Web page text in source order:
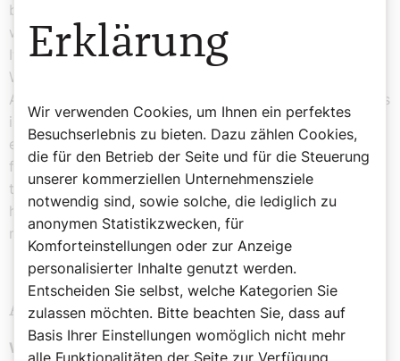
beinhaltete Trinkwasser, die wichtigsten Nahrungsmittel
wie Mehl, Reis und Sardinen, dazu kamen Non-Food-
Items wie Hygieneartikel, da meine ich Seife, Rasierer,
Windeln, Damenbinden, aber auch Medikamente. Diese
Artikel werden jetzt dringend gebraucht. Darüber hinaus
ist die psychosoziale Hilfe, also Traumabewältigung,
extrem wichtig. Die Menschen sind traumatisiert. Es ist
fünf Tage nach dem Erdbeben und so gut wie keiner
traut sich auch in die nicht beschädigten Häuser mehr
hinein. Ich selbst habe heute zwei leichte Nachbeben
miterlebt, aber ich bin hier in Caracas sicher.“
Aufbauplan für Venezuela
Was ist Ihr Plan für die nächsten Tage?
Erklärung
Wir verwenden Cookies, um Ihnen ein perfektes
Besuchserlebnis zu bieten. Dazu zählen Cookies,
die für den Betrieb der Seite und für die Steuerung
unserer kommerziellen Unternehmensziele
notwendig sind, sowie solche, die lediglich zu
anonymen Statistikzwecken, für
Komforteinstellungen oder zur Anzeige
personalisierter Inhalte genutzt werden.
Entscheiden Sie selbst, welche Kategorien Sie
zulassen möchten. Bitte beachten Sie, dass auf
Basis Ihrer Einstellungen womöglich nicht mehr
alle Funktionalitäten der Seite zur Verfügung